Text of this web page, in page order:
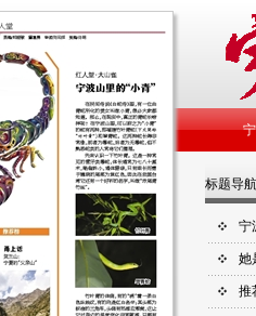
标题导航
宁
她
推